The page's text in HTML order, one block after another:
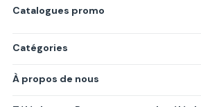
Catalogues promo
Catégories
Produits
À propos de nous